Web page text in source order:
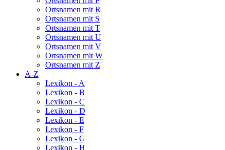
Ortsnamen mit R
Ortsnamen mit S
Ortsnamen mit T
Ortsnamen mit U
Ortsnamen mit V
Ortsnamen mit W
Ortsnamen mit Z
A-Z
Lexikon - A
Lexikon - B
Lexikon - C
Lexikon - D
Lexikon - E
Lexikon - F
Lexikon - G
Lexikon - H